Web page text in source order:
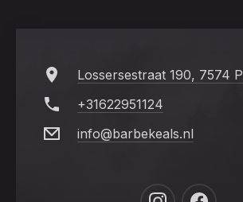
Lossersestraat 190, 7574
+31622951124
info@barbekeals.nl